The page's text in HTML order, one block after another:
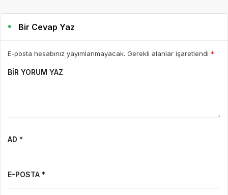
Bir Cevap Yaz
E-posta hesabınız yayımlanmayacak. Gerekli alanlar işaretlendi *
BIR YORUM YAZ
AD *
E-POSTA *